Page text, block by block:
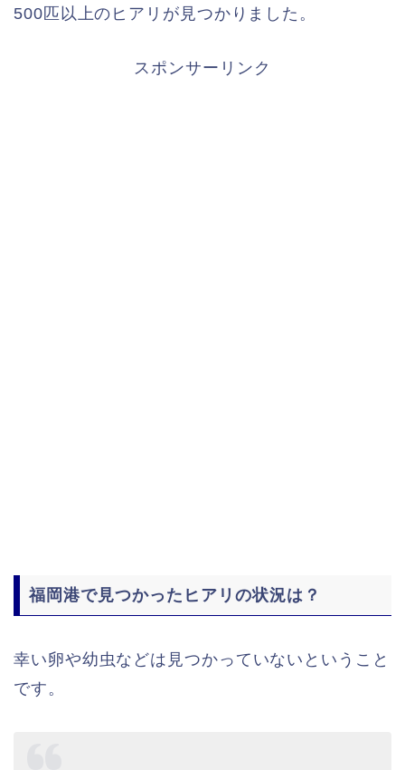
500匹以上のヒアリが見つかりました。
スポンサーリンク
福岡港で見つかったヒアリの状況は？
幸い卵や幼虫などは見つかっていないということ
です。